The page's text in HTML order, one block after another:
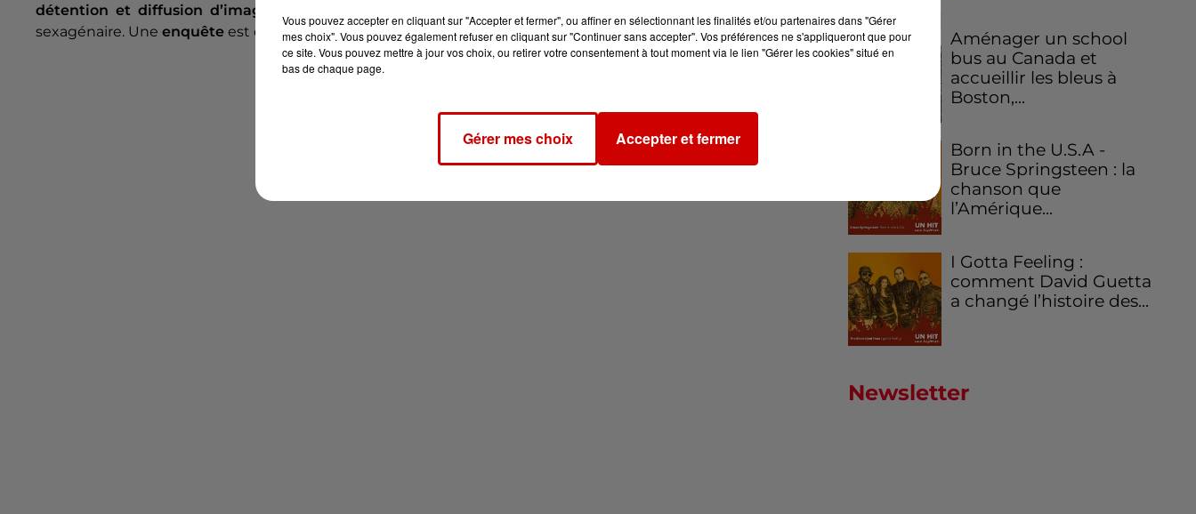
détention et diffusion d’images pédopornographiques.
sexagénaire. Une enquête est en cours.
Aménager un school
bus au Canada et
accueillir les bleus à
Boston,...
Born in the U.S.A -
Bruce Springsteen : la
chanson que
l’Amérique...
I Gotta Feeling :
comment David Guetta
a changé l’histoire des...
Newsletter
Vous pouvez accepter en cliquant sur "Accepter et fermer", ou affiner en sélectionnant les finalités et/ou partenaires dans "Gérer
mes choix". Vous pouvez également refuser en cliquant sur "Continuer sans accepter". Vos préférences ne s'appliqueront que pour
ce site. Vous pouvez mettre à jour vos choix, ou retirer votre consentement à tout moment via le lien "Gérer les cookies" situé en
bas de chaque page.
Gérer mes choix Accepter et fermer